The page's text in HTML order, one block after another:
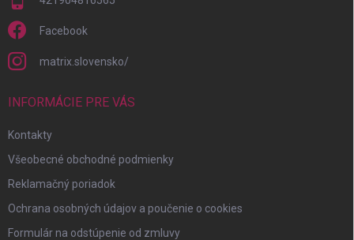
Facebook
matrix.slovensko/
INFORMÁCIE PRE VÁS
Kontakty
Všeobecné obchodné podmienky
Reklamačný poriadok
Ochrana osobných údajov a poučenie o cookies
Formulár na odstúpenie od zmluvy